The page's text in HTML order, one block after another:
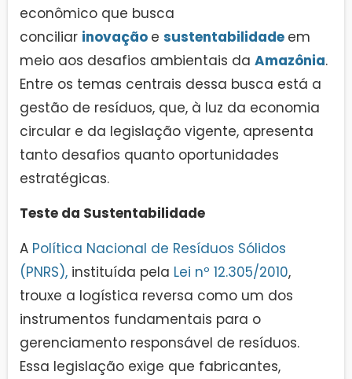
econômico que busca
conciliar inovação e sustentabilidade em
meio aos desafios ambientais da Amazônia.
Entre os temas centrais dessa busca está a
gestão de resíduos, que, à luz da economia
circular e da legislação vigente, apresenta
tanto desafios quanto oportunidades
estratégicas.
Teste da Sustentabilidade
A Política Nacional de Resíduos Sólidos
(PNRS), instituída pela Lei nº 12.305/2010,
trouxe a logística reversa como um dos
instrumentos fundamentais para o
gerenciamento responsável de resíduos.
Essa legislação exige que fabricantes,